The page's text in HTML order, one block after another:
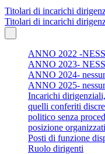
Titolari di incarichi
Titolari di incarichi
ANNO 2022 -
ANNO 2023-
ANNO 2024-
ANNO 2025-
Incarichi
quelli conferiti
politico senza
posizione
Posti di funzione
Ruolo dirigenti